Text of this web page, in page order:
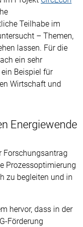
Teilhabe im
– Themen,
lassen. Für die
ein sehr
Beispiel für
Wirtschaft und
Energiewende
Forschungsantrag
Prozessoptimierung
zu begleiten und in
hervor, dass in der
Förderung